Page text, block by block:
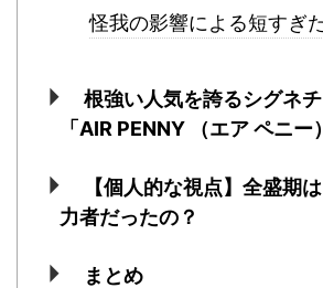
怪我の影響による短すぎ
根強い人気を誇るシグネ
「AIR PENNY （エア ペニー
【個人的な視点】全盛期
力者だったの？
まとめ